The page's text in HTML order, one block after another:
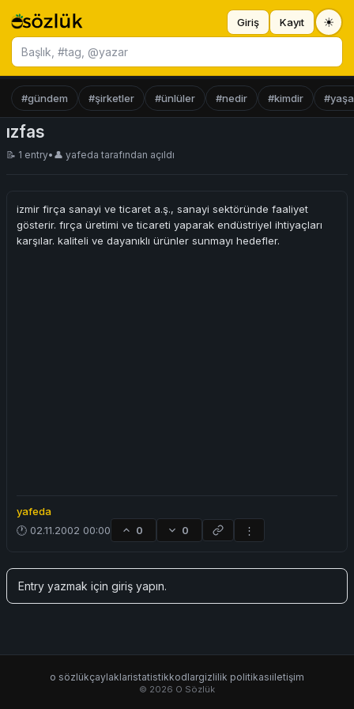
Başlık ara
Giriş Kayıt ☀
#gündem #şirketler #ünlüler #nedir #kimdir
ızfas
📝 1 entry• 👤 yafeda tarafından açıldı
izmir firça sanayi ve ticaret a.ş., sanayi sektöründe faaliyet
gösterir. fırça üretimi ve ticareti yaparak endüstriyel ihtiyaçları
karşılar. kaliteli ve dayanıklı ürünler sunmayı hedefler.
yafeda
🕐 02.11.2002 00:00
0 0 ⋮
Entry yazmak için giriş yapın.
o sözlükçaylaklaristatistikkodlargizlilik politikasıiletişim
© 2026 O Sözlük